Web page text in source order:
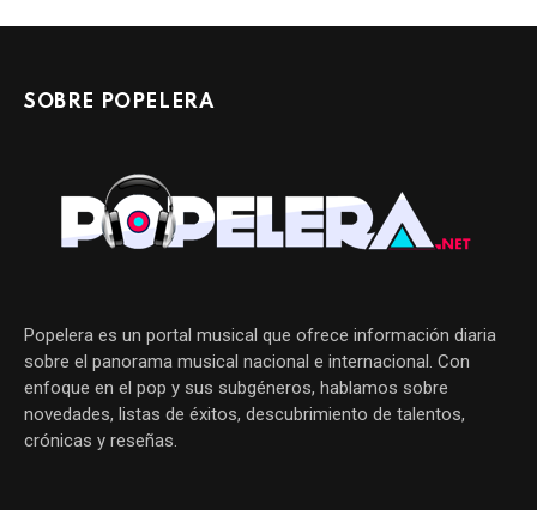
SOBRE POPELERA
Popelera es un portal musical que ofrece información diaria
sobre el panorama musical nacional e internacional. Con
enfoque en el pop y sus subgéneros, hablamos sobre
novedades, listas de éxitos, descubrimiento de talentos,
crónicas y reseñas.